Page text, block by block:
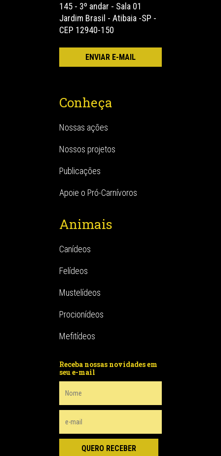
145 - 3º andar - Sala 01
Jardim Brasil - Atibaia -SP -
CEP 12940-150
Conheça
Nossas ações
Nossos projetos
Publicações
Apoie o Pró-Carnívoros
Animais
Canídeos
Felídeos
Mustelídeos
Procionídeos
Mefitídeos
Receba nossas novidades em
seu e-mail